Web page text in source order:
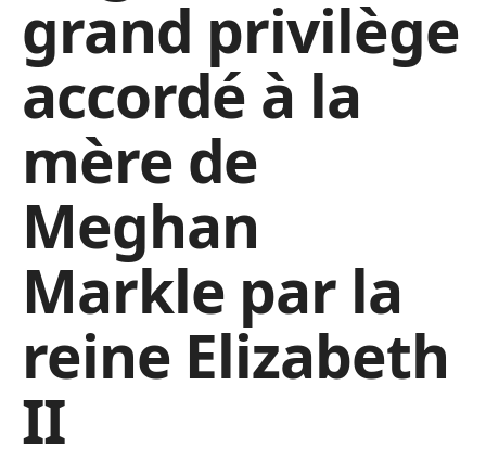
grand privilège
accordé à la
mère de
Meghan
Markle par la
reine Elizabeth
II